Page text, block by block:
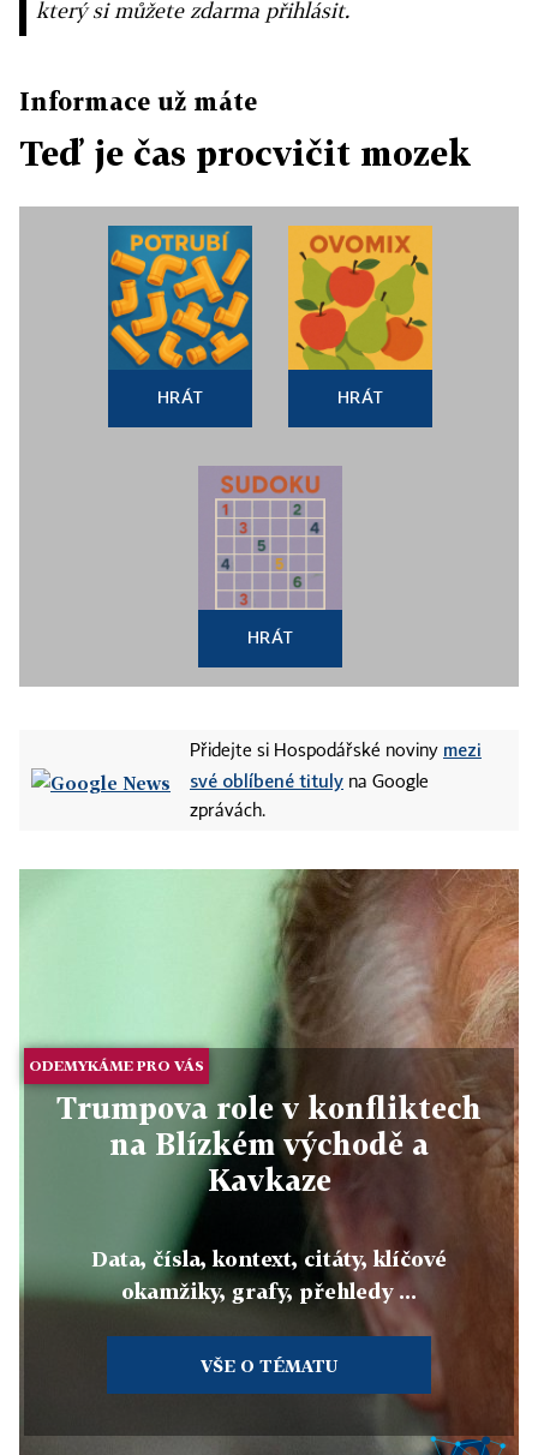
který si můžete zdarma přihlásit.
Informace už máte
Teď je čas procvičit mozek
HRÁT HRÁT
HRÁT
Přidejte si Hospodářské noviny mezi
své oblíbené tituly na Google
zprávách.
ODEMYKÁME PRO VÁS
Trumpova role v konfliktech
na Blízkém východě a
Kavkaze
Data, čísla, kontext, citáty, klíčové
okamžiky, grafy, přehledy ...
VŠE O TÉMATU